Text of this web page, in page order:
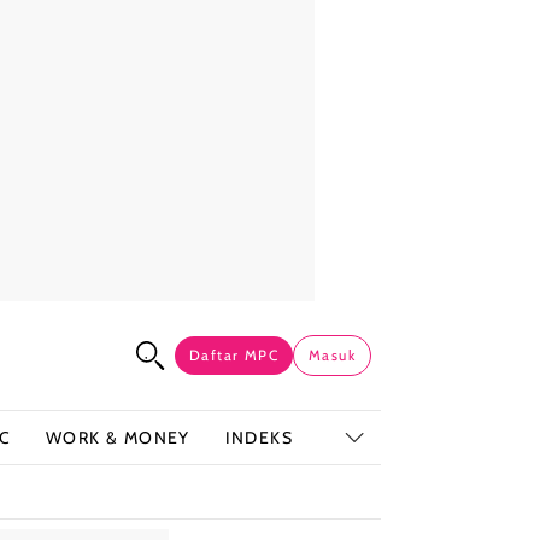
Daftar MPC Masuk
WORK & MONEY INDEKS